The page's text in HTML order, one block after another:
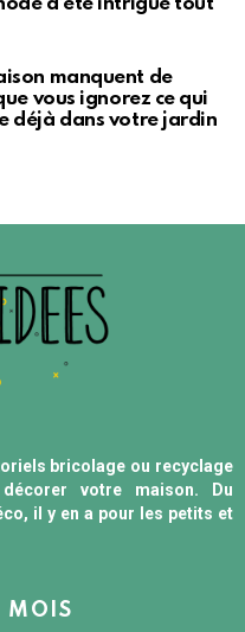
manquent de
vous ignorez ce qui
déjà dans votre jardin
bricolage ou recyclage
votre maison. Du
il y en a pour les petits et
MOIS